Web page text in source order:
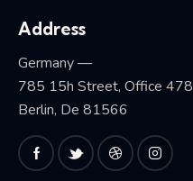
Address
Germany —
785 15h Street, Office 478
Berlin, De 81566